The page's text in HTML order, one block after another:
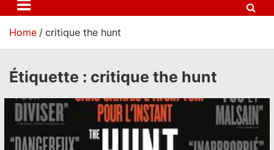
t
Home critique the hunt
Étiquette : critique the hunt